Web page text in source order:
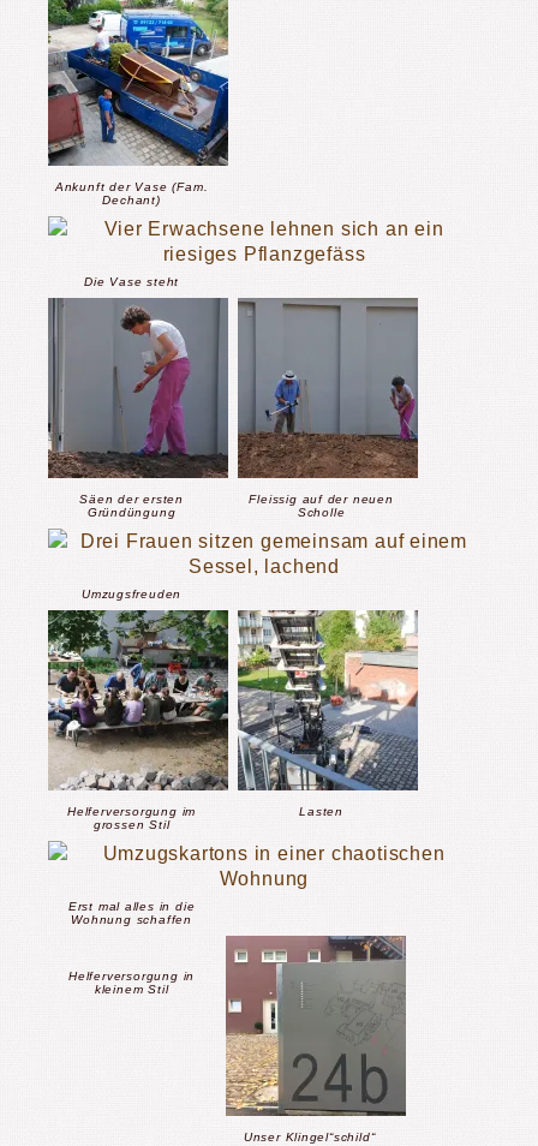
Ankunft der Vase (Fam.
Dechant)
Die Vase steht
Säen der ersten
Gründüngung
Fleissig auf der neuen
Scholle
Umzugsfreuden
Helferversorgung im
grossen Stil
Lasten
Erst mal alles in die
Wohnung schaffen
Helferversorgung in
kleinem Stil
Unser Klingel“schild“